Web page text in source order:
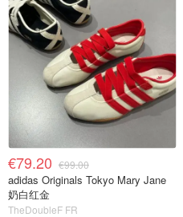
€79.20 €99.00
adidas Originals Tokyo Mary Jane
奶白红金
TheDoubleF FR